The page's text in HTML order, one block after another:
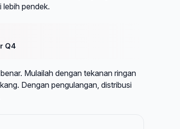
lebih pendek.
Q4
Mulailah dengan tekanan ringan
Dengan pengulangan, distribusi